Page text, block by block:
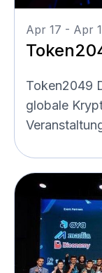
Apr 17 - Apr
Token2049
globale